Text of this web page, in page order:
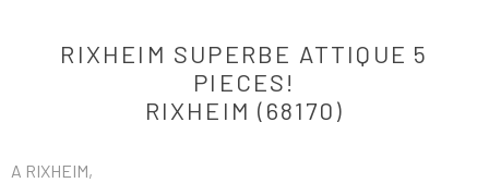
RIXHEIM SUPERBE ATTIQUE 5
PIECES!
RIXHEIM (68170)
A RIXHEIM,